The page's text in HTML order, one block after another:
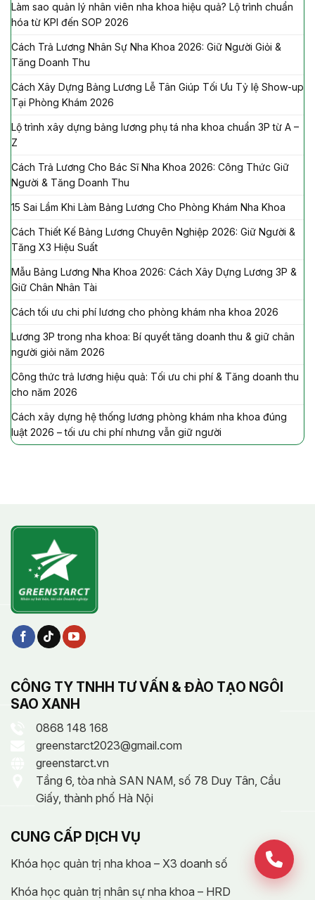
Làm sao quản lý nhân viên nha khoa hiệu quả? Lộ trình chuẩn
hóa từ KPI đến SOP 2026
Cách Trả Lương Nhân Sự Nha Khoa 2026: Giữ Người Giỏi &
Tăng Doanh Thu
Cách Xây Dựng Bảng Lương Lễ Tân Giúp Tối Ưu Tỷ lệ Show-up
Tại Phòng Khám 2026
Lộ trình xây dựng bảng lương phụ tá nha khoa chuẩn 3P từ A –
Z
Cách Trả Lương Cho Bác Sĩ Nha Khoa 2026: Công Thức Giữ
Người & Tăng Doanh Thu
15 Sai Lầm Khi Làm Bảng Lương Cho Phòng Khám Nha Khoa
Cách Thiết Kế Bảng Lương Chuyên Nghiệp 2026: Giữ Người &
Tăng X3 Hiệu Suất
Mẫu Bảng Lương Nha Khoa 2026: Cách Xây Dựng Lương 3P &
Giữ Chân Nhân Tài
Cách tối ưu chi phí lương cho phòng khám nha khoa 2026
Lương 3P trong nha khoa: Bí quyết tăng doanh thu & giữ chân
người giỏi năm 2026
Công thức trả lương hiệu quả: Tối ưu chi phí & Tăng doanh thu
cho năm 2026
Cách xây dựng hệ thống lương phòng khám nha khoa đúng
luật 2026 – tối ưu chi phí nhưng vẫn giữ người
CÔNG TY TNHH TƯ VẤN & ĐÀO TẠO NGÔI
SAO XANH
0868 148 168
greenstarct2023@gmail.com
greenstarct.vn
Tầng 6, tòa nhà SAN NAM, số 78 Duy Tân, Cầu
Giấy, thành phố Hà Nội
CUNG CẤP DỊCH VỤ
Khóa học quản trị nha khoa – X3 doanh số
Khóa học quản trị nhân sự nha khoa – HRD